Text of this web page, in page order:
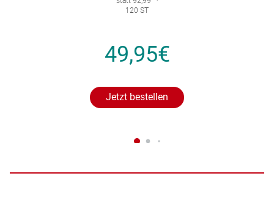
120 ST
49,95€
Jetzt bestellen